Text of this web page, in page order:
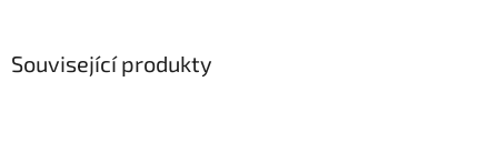
Související produkty